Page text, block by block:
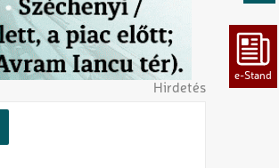
Hirdetés